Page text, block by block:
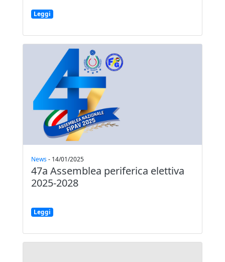
Leggi
News- 14/01/2025
47a Assemblea periferica elettiva
2025-2028
Leggi